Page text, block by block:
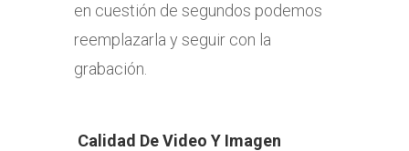
en cuestión de segundos podemos
reemplazarla y seguir con la
grabación.
Calidad De Video Y Imagen